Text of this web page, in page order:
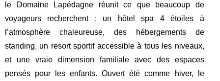
le Domaine Lapédagne réunit ce que beaucoup de
voyageurs recherchent : un hôtel spa 4 étoiles à
l’atmosphère chaleureuse, des hébergements de
standing, un resort sportif accessible à tous les niveaux,
et une vraie dimension familiale avec des espaces
pensés pour les enfants. Ouvert été comme hiver, le